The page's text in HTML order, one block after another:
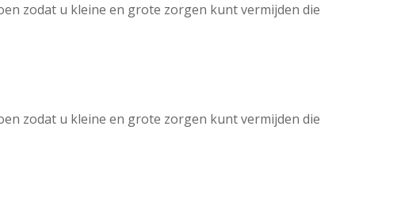
zodat u kleine en grote zorgen kunt vermijden die
zodat u kleine en grote zorgen kunt vermijden die